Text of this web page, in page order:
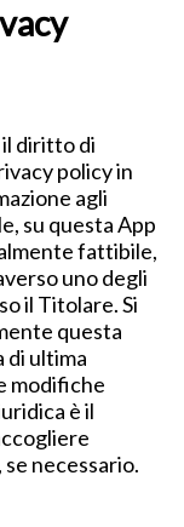
diritto di
policy in
agli
su questa App
fattibile,
uno degli
il Titolare. Si
questa
di ultima
modifiche
è il
necessario.